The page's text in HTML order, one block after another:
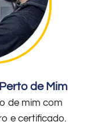
de Mim
de mim com
e certificado.